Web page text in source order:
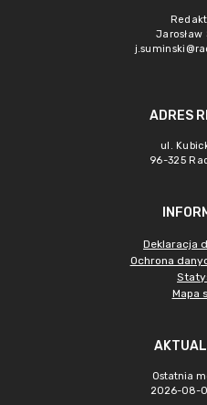
Jarosław
ADRES
ul.
96-325
Deklaracja
Ochrona
Mapa
Ostatnia
2026-08-